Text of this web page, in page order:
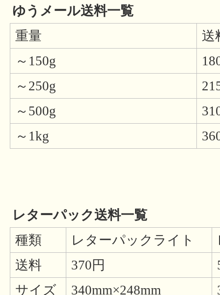
ゆうメール送料一覧
重量
送
～150g
～250g
～500g
～1kg
レターパック送料一覧
種類
レターパックライト
送料
370円
サイズ
340mm×248mm